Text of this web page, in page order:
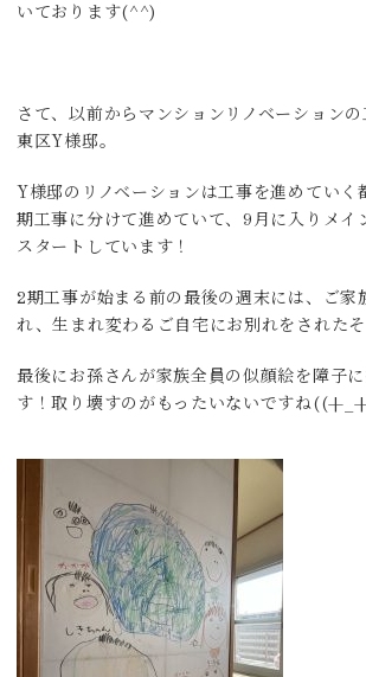
いております(^^)
さて、以前からマンションリノベーション
東区Y様邸。
Y様邸のリノベーションは工事を進めていく
期工事に分けて進めていて、9月に入りメイ
スタートしています！
2期工事が始まる前の最後の週末には、ご家
れ、生まれ変わるご自宅にお別れをされた
最後にお孫さんが家族全員の似顔絵を障子
す！取り壊すのがもったいないですね